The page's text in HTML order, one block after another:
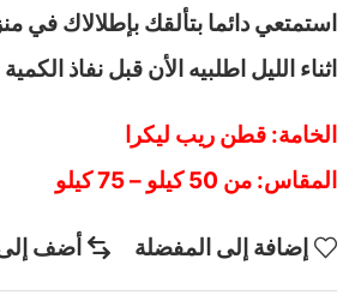
استمتعي دائما بتألقك بإطلالاك في
اثناء الليل اطلبيه الأن قبل نفاذ الكمية
الخامة: قطن ريب ليكرا
المقاس: من 50 كيلو – 75 كيلو
إضافة إلى المفضلة أضف إلى